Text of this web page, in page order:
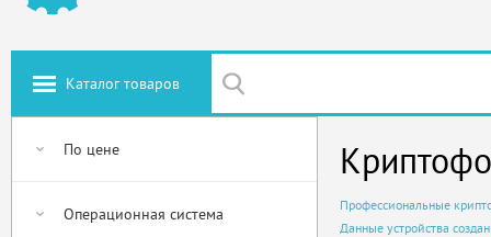
Каталог товаров
По цене
Операционная система
Профессиональные
Данные устройства